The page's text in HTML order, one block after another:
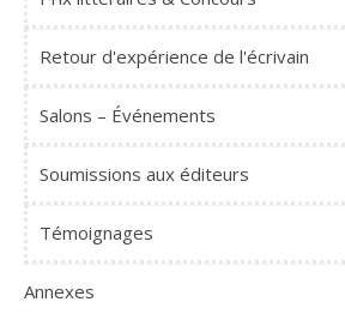
Retour d'expérience de l'écrivain
Salons – Événements
Soumissions aux éditeurs
Témoignages
Annexes